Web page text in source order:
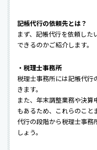
記帳代行の依頼先とは？
まず、記帳代行を依頼し
できるのかご紹介します。
・税理士事務所
税理士事務所には記帳代行
きます。
また、年末調整業務や決
もあるため、これらのこと
代行の段階から税理士事務
しょう。